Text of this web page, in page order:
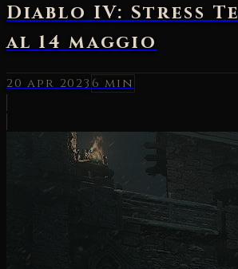
Diablo IV: Stress
al 14 maggio
20 apr 2023 6 min